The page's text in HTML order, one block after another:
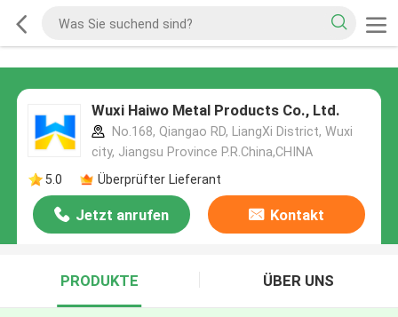
Wuxi Haiwo Metal Products Co., Ltd.
No.168, Qiangao RD, LiangXi District, Wuxi
city, Jiangsu Province P.R.China,CHINA
5.0
Überprüfter Lieferant
Jetzt anrufen Kontakt
PRODUKTE ÜBER UNS